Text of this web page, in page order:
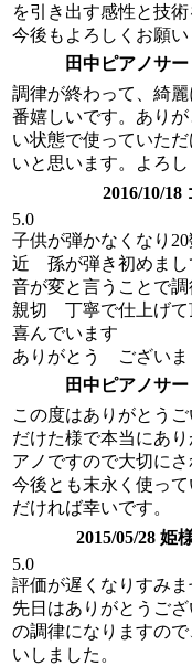
を引き出す感性と技
今後もよろしくお願い
田中ピアノサ
調律が終わって、綺
番嬉しいです。あり
い状態で使っていた
いと思います。よろし
2016/10/
5.0
子供が弾かなくなり
近 孫が弾き初めまし
音が変と言うことで
親切 丁寧で仕上げ
喜んでいます
ありがとう ございま
田中ピアノサ
この度はありがとう
だけた様で本当にあ
アノですので大切にさ
今後とも末永く使っ
だければ幸いです。
2015/05/28 姫
5.0
評価が遅くなりすみま
先日はありがとうご
の調律になりますの
いしました。